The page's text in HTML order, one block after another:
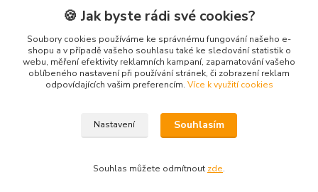
Zákaznická podpora
+420 777 789 055
(Po-Pá 9:00-18:00)
info@pipaky.cz
Copyright 2018 - 2026 © Pípáky.cz
🍪 Jak byste rádi své cookies?
Soubory cookies používáme ke správnému fungování našeho e-
shopu a v případě vašeho souhlasu také ke sledování statistik o
webu, měření efektivity reklamních kampaní, zapamatování vašeho
oblíbeného nastavení při používání stránek, či zobrazení reklam
odpovídajících vašim preferencím. Více k využití cookies
Nastavení Souhlasím
Souhlas můžete odmítnout zde.